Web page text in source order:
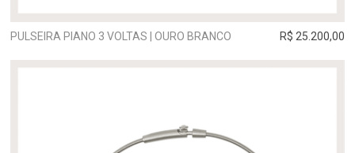
PULSEIRA PIANO 3 VOLTAS | OURO BRANCO R$ 25.200,00